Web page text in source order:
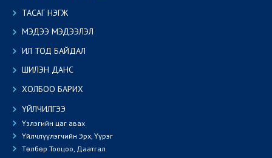
ТАСАГ НЭГЖ
МЭДЭЭ МЭДЭЭЛЭЛ
ИЛ ТОД БАЙДАЛ
ШИЛЭН ДАНС
ХОЛБОО БАРИХ
ҮЙЛЧИЛГЭЭ
Үзлэгийн цаг авах
Үйлчлүүлэгчийн Эрх, Үүрэг
Төлбөр Тооцоо, Даатгал